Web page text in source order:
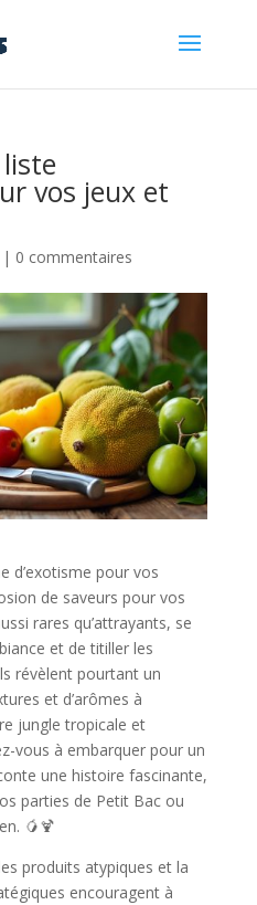
vos jeux et
| 0 commentaires
d’exotisme pour vos
de saveurs pour vos
rares qu’attrayants, se
et de titiller les
révèlent pourtant un
et d’arômes à
jungle tropicale et
vous à embarquer pour un
une histoire fascinante,
parties de Petit Bac ou
🥭🍹
produits atypiques et la
encouragent à